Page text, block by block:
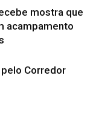
mostra que
acampamento
Corredor